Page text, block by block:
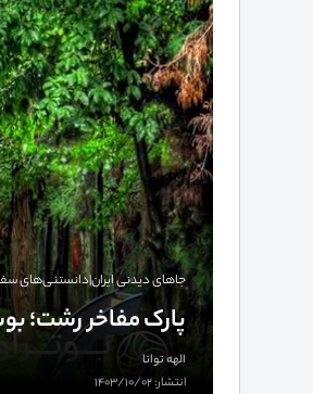
جاهای دیدنی ایران|دانستنی‌های
پارک مفاخر رشت؛ بوستانی 77 ساله با
الهه توانا
انتشار: 1403/10/02